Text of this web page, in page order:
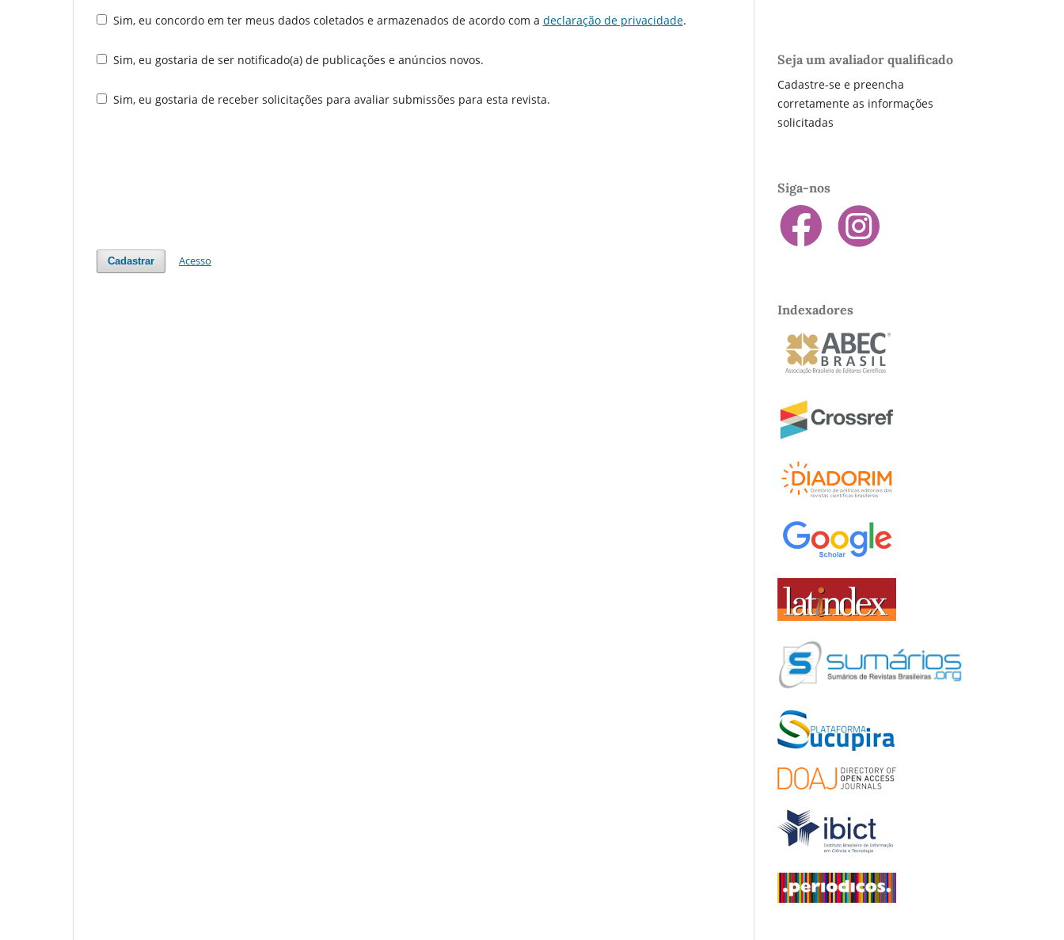
Sim, eu concordo em ter meus dados coletados e armazenados de acordo com a declaração de privacidade.
Sim, eu gostaria de ser notificado(a) de publicações e anúncios novos.
Sim, eu gostaria de receber solicitações para avaliar submissões para esta revista.
Cadastrar Acesso
Seja um avaliador qualificado
Cadastre-se e preencha
corretamente as informações
solicitadas
Siga-nos
Indexadores